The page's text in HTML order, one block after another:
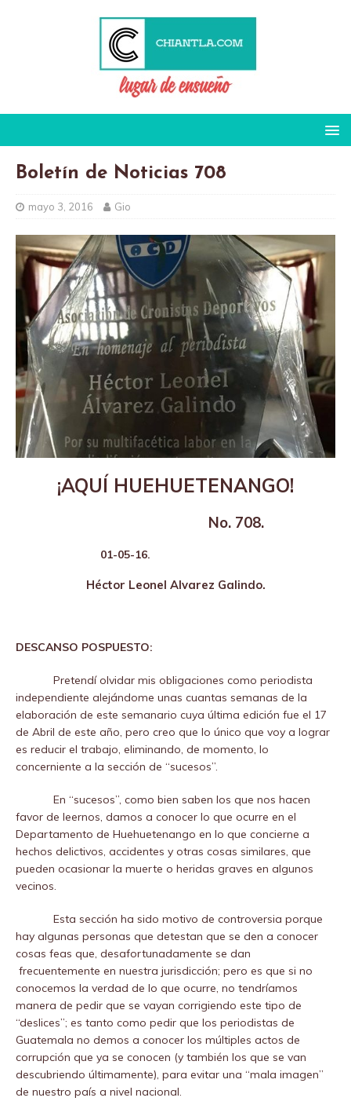
Boletín de Noticias 708
mayo 3, 2016 Gio
¡AQUÍ HUEHUETENANGO!
No. 708.
01-05-16.
Héctor Leonel Alvarez Galindo.
DESCANSO POSPUESTO:
Pretendí olvidar mis obligaciones como periodista
independiente alejándome unas cuantas semanas de la
elaboración de este semanario cuya última edición fue el 17
de Abril de este año, pero creo que lo único que voy a lograr
es reducir el trabajo, eliminando, de momento, lo
concerniente a la sección de “sucesos”.
En “sucesos”, como bien saben los que nos hacen
favor de leernos, damos a conocer lo que ocurre en el
Departamento de Huehuetenango en lo que concierne a
hechos delictivos, accidentes y otras cosas similares, que
pueden ocasionar la muerte o heridas graves en algunos
vecinos.
Esta sección ha sido motivo de controversia porque
hay algunas personas que detestan que se den a conocer
cosas feas que, desafortunadamente se dan
frecuentemente en nuestra jurisdicción; pero es que si no
conocemos la verdad de lo que ocurre, no tendríamos
manera de pedir que se vayan corrigiendo este tipo de
“deslices”; es tanto como pedir que los periodistas de
Guatemala no demos a conocer los múltiples actos de
corrupción que ya se conocen (y también los que se van
descubriendo últimamente), para evitar una “mala imagen”
de nuestro país a nivel nacional.